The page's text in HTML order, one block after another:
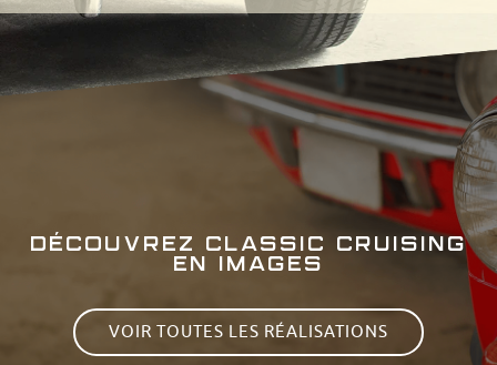
DÉCOUVREZ CLASSIC CRUISING
EN IMAGES
VOIR TOUTES LES RÉALISATIONS